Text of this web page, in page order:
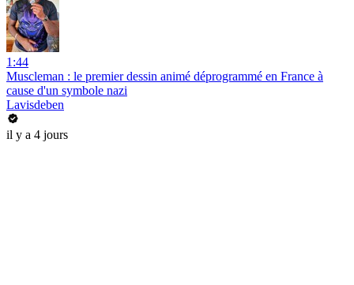
1:44
Muscleman : le premier dessin animé déprogrammé en France à
cause d'un symbole nazi
Lavisdeben
il y a 4 jours